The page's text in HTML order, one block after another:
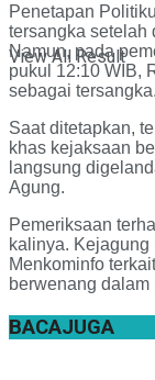
View All Result
Penetapan
tersangka setelah
Namun, pada
pukul 12:10 WIB,
sebagai tersangka.
Saat ditetapkan,
khas kejaksaan
langsung
Agung.
Pemeriksaan
kalinya.
Menkominfo
berwenang
BACAJUGA